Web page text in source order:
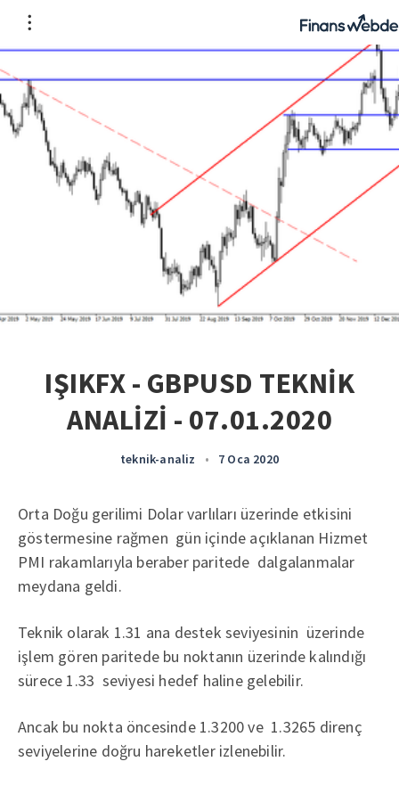
IŞIKFX - GBPUSD TEKNİK
ANALİZİ - 07.01.2020
teknik-analiz • 7 Oca 2020
Orta Doğu gerilimi Dolar varlıları üzerinde etkisini
göstermesine rağmen gün içinde açıklanan Hizmet
PMI rakamlarıyla beraber paritede dalgalanmalar
meydana geldi.
Teknik olarak 1.31 ana destek seviyesinin üzerinde
işlem gören paritede bu noktanın üzerinde kalındığı
sürece 1.33 seviyesi hedef haline gelebilir.
Ancak bu nokta öncesinde 1.3200 ve 1.3265 direnç
seviyelerine doğru hareketler izlenebilir.